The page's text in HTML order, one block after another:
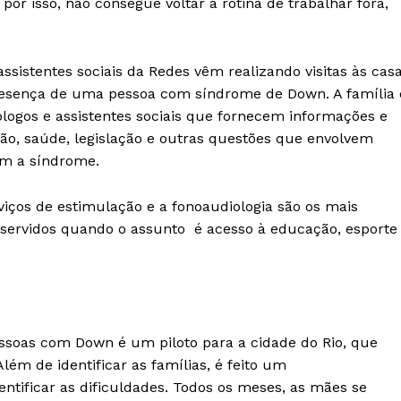
sociais da Redes vêm realizando visitas às
de uma pessoa com síndrome de Down. A família
e assistentes sociais que fornecem informações e
saúde, legislação e outras questões que envolvem
a síndrome.
de estimulação e a fonoaudiologia são os mais
quando o assunto é acesso à educação, esporte
com Down é um piloto para a cidade do Rio, que
de identificar as famílias, é feito um
as dificuldades. Todos os meses, as mães se